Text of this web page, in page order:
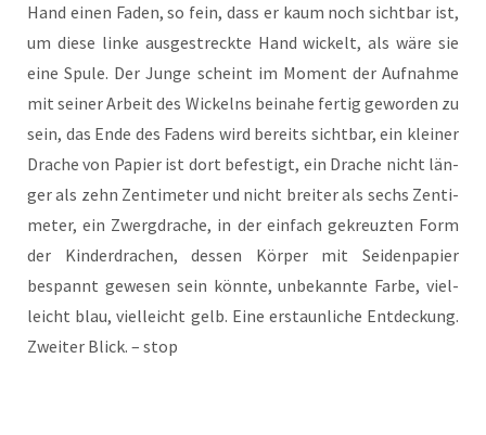
Hand einen Faden, so fein, dass er kaum noch sicht­bar ist,
um die­se lin­ke aus­ge­streck­te Hand wickelt, als wäre sie
eine Spu­le. Der Jun­ge scheint im Moment der Auf­nah­me
mit sei­ner Arbeit des Wickelns bei­na­he fer­tig gewor­den zu
sein, das Ende des Fadens wird bereits sicht­bar, ein klei­ner
Dra­che von Papier ist dort befes­tigt, ein Dra­che nicht län­
ger als zehn Zen­ti­me­ter und nicht brei­ter als sechs Zen­ti­
me­ter, ein Zwerg­dra­che, in der ein­fach gekreuz­ten Form
der Kin­der­dra­chen, des­sen Kör­per mit Sei­den­pa­pier
bespannt gewe­sen sein könn­te, unbe­kann­te Far­be, viel­
leicht blau, viel­leicht gelb. Eine erstaun­li­che Ent­de­ckung.
Zwei­ter Blick. – stop